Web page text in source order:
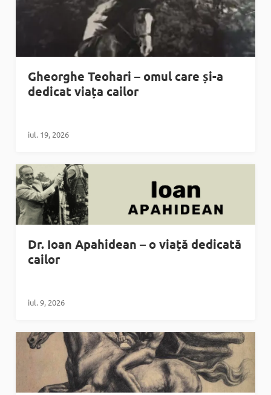
Gheorghe Teohari – omul care și-a
dedicat viața cailor
iul. 19, 2026
Dr. Ioan Apahidean – o viață dedicată
cailor
iul. 9, 2026